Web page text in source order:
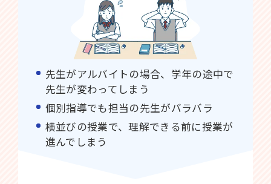
先生がアルバイトの場合、学年の途中で
先生が変わってしまう
個別指導でも担当の先生がバラバラ
横並びの授業で、理解できる前に授業が
進んでしまう